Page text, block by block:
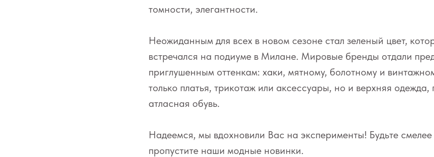
томности, элегантности.
Неожиданным для всех в новом сезоне стал зеленый цвет,
встречался на подиуме в Милане. Мировые бренды отдали
приглушенным оттенкам: хаки, мятному, болотному и
только платья, трикотаж или аксессуары, но и верхняя
атласная обувь.
Надеемся, мы вдохновили Вас на эксперименты! Будьте
пропустите наши модные новинки.